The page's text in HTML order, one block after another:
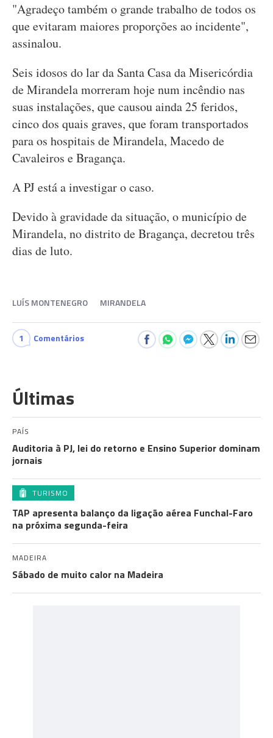
"Agradeço também o grande trabalho de todos os
que evitaram maiores proporções ao incidente",
assinalou.
Seis idosos do lar da Santa Casa da Misericórdia
de Mirandela morreram hoje num incêndio nas
suas instalações, que causou ainda 25 feridos,
cinco dos quais graves, que foram transportados
para os hospitais de Mirandela, Macedo de
Cavaleiros e Bragança.
A PJ está a investigar o caso.
Devido à gravidade da situação, o município de
Mirandela, no distrito de Bragança, decretou três
dias de luto.
LUÍS MONTENEGRO MIRANDELA
1 Comentários
Últimas
PAÍS
Auditoria à PJ, lei do retorno e Ensino Superior dominam
jornais
TURISMO
TAP apresenta balanço da ligação aérea Funchal-Faro
na próxima segunda-feira
MADEIRA
Sábado de muito calor na Madeira